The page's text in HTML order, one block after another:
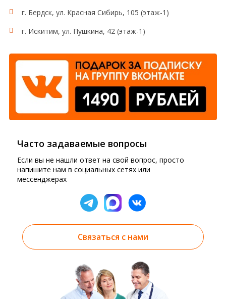
г. Бердск, ул. Красная Сибирь, 105 (этаж-1)
г. Искитим, ул. Пушкина, 42 (этаж-1)
Часто задаваемые вопросы
Если вы не нашли ответ на свой вопрос, просто
напишите нам в социальных сетях или
мессенджерах
Связаться с нами